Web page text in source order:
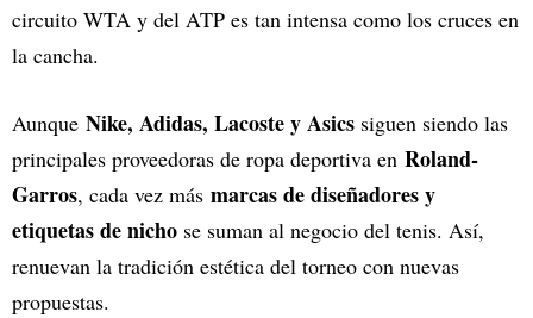
circuito WTA y del ATP es tan intensa como los cruces en
la cancha.
Aunque Nike, Adidas, Lacoste y Asics siguen siendo las
principales proveedoras de ropa deportiva en Roland-
Garros, cada vez más marcas de diseñadores y
etiquetas de nicho se suman al negocio del tenis. Así,
renuevan la tradición estética del torneo con nuevas
propuestas.